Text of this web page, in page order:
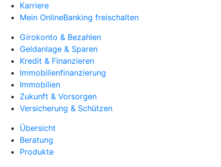
Karriere
Mein OnlineBanking freischalten
Girokonto & Bezahlen
Geldanlage & Sparen
Kredit & Finanzieren
Immobilienfinanzierung
Immobilien
Zukunft & Vorsorgen
Versicherung & Schützen
Übersicht
Beratung
Produkte